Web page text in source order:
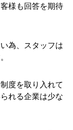
様も回答を期待
為、スタッフは
度を取り入れて
れる企業は少な